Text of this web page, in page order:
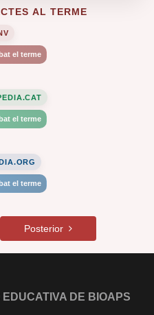
AL TERME
el terme
el terme
el terme
Posterior
DE BIOAPS